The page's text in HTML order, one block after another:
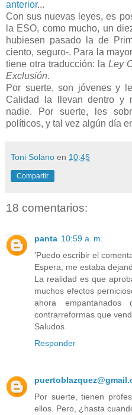
anterior...
Con sus nuevas leyes, es
la ESO, como mucho, un
hubiesen pasado la de
ciento, seguro-. Para la
tiene otra traducción: la Ley
Exclusión.
Por suerte, son jóvenes y
Calidad la llevan dentro y
nadie. Por suerte, les
políticos, y tal vez algún día
Toni Solano en 10:45
Compartir
18 comentarios:
panta 10:59 a. m.
'Puedo escribir el
Espera, me estaba
La realidad es que
muchos efectos
ahora
contrarreformas que
Saludos
Responder
Por suerte, tienen
ellos. Pero, ¿hasta